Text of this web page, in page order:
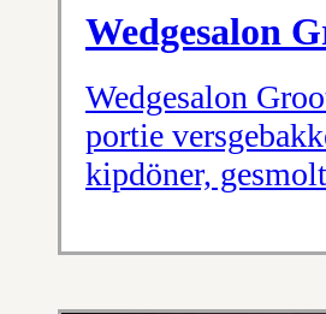
Wedgesalon
Wedgesalon
portie
kipdöner,